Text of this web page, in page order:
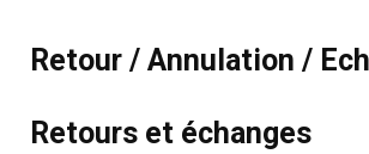
Retour / Annulation /
Retours et échanges